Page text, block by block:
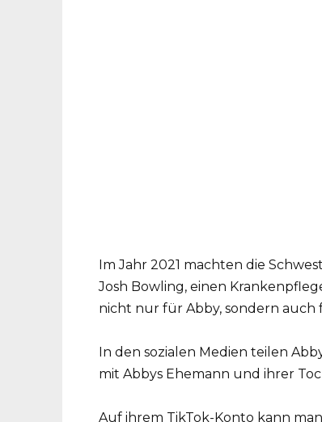
Im Jahr 2021 machten die
Josh Bowling, einen
nicht nur für Abby, sondern auch
In den sozialen Medien teilen
mit Abbys Ehemann und ihrer
Auf ihrem TikTok-Konto kann